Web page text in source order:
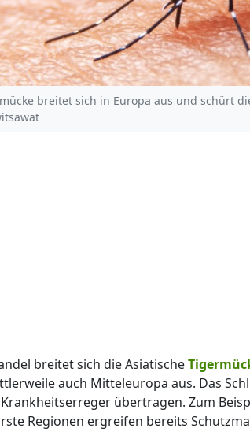
breitet sich in Europa aus und schürt
breitet sich die Asiatische
auch Mitteleuropa aus. Das
übertragen. Zum
Regionen ergreifen bereits